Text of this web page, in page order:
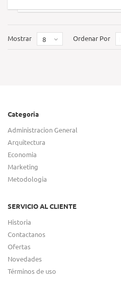
Mostrar 8 Ordenar Por
Categoria
Administracion General
Arquitectura
Economia
Marketing
Metodologia
SERVICIO AL CLIENTE
Historia
Contactanos
Ofertas
Novedades
Términos de uso